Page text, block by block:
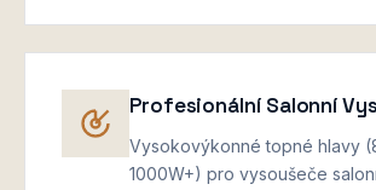
Profesionální Salonní
Vysokovýkonné topné hlavy
1000W+) pro vysoušeče